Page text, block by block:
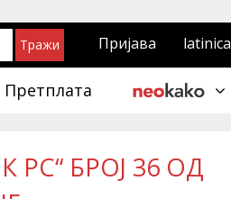
Пријава latinica
Претплата
БРОЈ 36 ОД